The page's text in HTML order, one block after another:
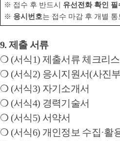
※ 접수 후 반드시 유선전화 확인 필
※ 응시번호는 접수 마감 후 개별 통
9. 제출 서류
❍ (서식 1) 제출서류 체크리
❍ (서식2) 응시지원서(사진
❍ (서식3) 자기소개서
❍ (서식4) 경력기술서
❍ (서식5) 서약서
❍ (서식6) 개인정보 수집·활